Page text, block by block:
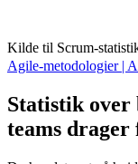
Kilde til Scrum-
Agile-metodologier |
Statistik
teams